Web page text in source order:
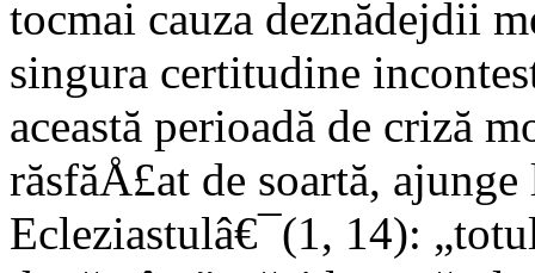
tocmai cauza deznădejdii
singura certitudine
această perioadă de criză
răsfăÅ£at de soartă,
Ecleziastulâ€¯(1, 14):